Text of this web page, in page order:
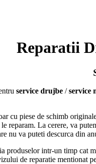
Reparatii
service drujbe /service
cu piese de schimb
reparam. La cerere, va
nu va puteti descurca din
produselor intr-un timp
de reparatie mentionat